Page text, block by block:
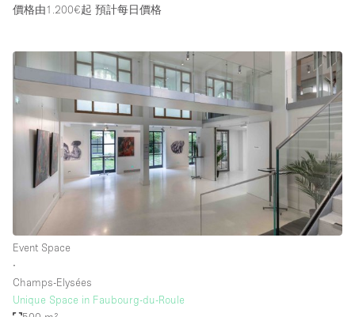
價格由1.200€起 預計每日價格
Event Space
∙
Champs-Elysées
Unique Space in Faubourg-du-Roule